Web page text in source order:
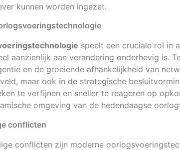
kunnen worden ingezet.
speelt een cruciale rol in
aanzienlijk aan verandering onderhevig is.
en de groeiende afhankelijkheid van
maar ook in de strategische
te verfijnen en sneller te reageren op
omgeving van de hedendaagse
conflicten
conflicten zijn moderne